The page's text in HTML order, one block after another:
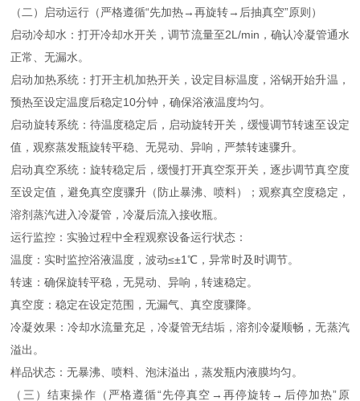
（二）启动运行（严格遵循“先加热→再旋转→后抽真空”原则）
启动冷却水：打开冷却水开关，调节流量至2L/min，确认冷凝管通水
正常、无漏水。
启动加热系统：打开主机加热开关，设定目标温度，浴锅开始升温，
预热至设定温度后稳定10分钟，确保浴液温度均匀。
启动旋转系统：待温度稳定后，启动旋转开关，缓慢调节转速至设定
值，观察蒸发瓶旋转平稳、无晃动、异响，严禁转速骤升。
启动真空系统：旋转稳定后，缓慢打开真空泵开关，逐步调节真空度
至设定值，避免真空度骤升（防止暴沸、喷料）；观察真空度稳定，
溶剂蒸汽进入冷凝管，冷凝后流入接收瓶。
运行监控：实验过程中全程观察设备运行状态：
温度：实时监控浴液温度，波动≤±1℃，异常时及时调节。
转速：确保旋转平稳，无晃动、异响，转速稳定。
真空度：稳定在设定范围，无漏气、真空度骤降。
冷凝效果：冷却水流量充足，冷凝管无结垢，溶剂冷凝顺畅，无蒸汽
溢出。
样品状态：无暴沸、喷料、泡沫溢出，蒸发瓶内液膜均匀。
（三）结束操作（严格遵循“先停真空→再停旋转→后停加热”原